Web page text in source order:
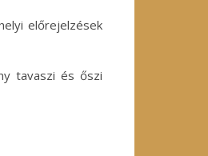
előrejelzések
tavaszi és őszi